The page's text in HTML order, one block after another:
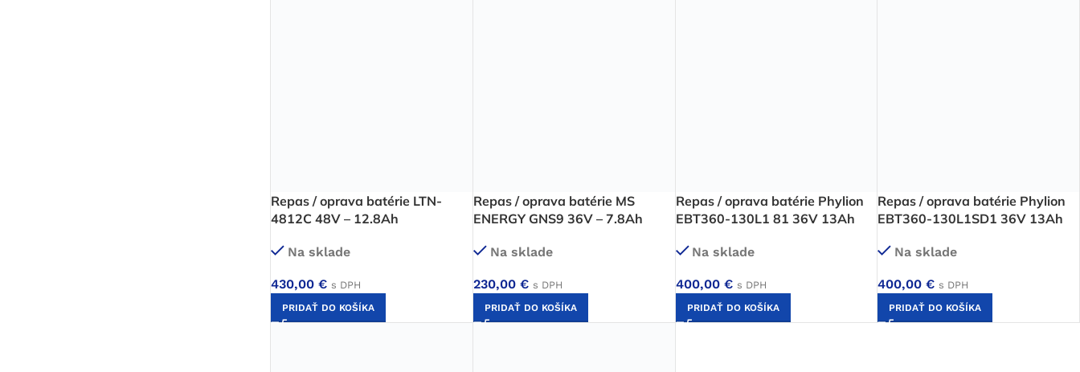
Repas / oprava batérie LTN-
4812C 48V – 12.8Ah
Na sklade
430,00 € s DPH
PRIDAŤ DO KOŠÍKA
Repas / oprava batérie MS
ENERGY GNS9 36V – 7.8Ah
Na sklade
230,00 € s DPH
PRIDAŤ DO KOŠÍKA
Repas / oprava batérie Phylion
EBT360-130L1 81 36V 13Ah
Na sklade
400,00 € s DPH
PRIDAŤ DO KOŠÍKA
Repas / oprava batérie Phylion
EBT360-130L1SD1 36V 13Ah
Na sklade
400,00€ s DPH
PRIDAŤ DO KOŠÍKA